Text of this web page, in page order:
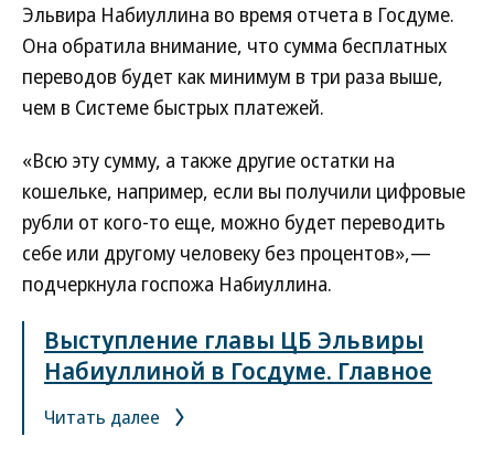
Эльвира Набиуллина во время отчета в Госдуме.
Она обратила внимание, что сумма бесплатных
переводов будет как минимум в три раза выше,
чем в Системе быстрых платежей.
«Всю эту сумму, а также другие остатки на
кошельке, например, если вы получили цифровые
рубли от кого-то еще, можно будет переводить
себе или другому человеку без процентов»,—
подчеркнула госпожа Набиуллина.
Выступление главы ЦБ Эльвиры
Набиуллиной в Госдуме. Главное
Читать далее